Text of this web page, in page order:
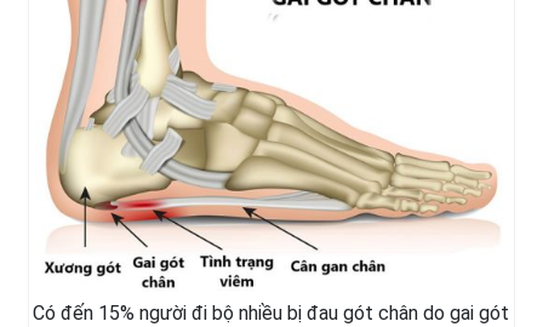
Có đến 15% người đi bộ nhiều bị đau gót chân do gai gót